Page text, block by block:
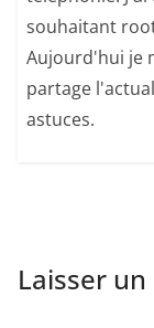
souhaitant
Aujourd'hui je
partage
astuces.
Laisser